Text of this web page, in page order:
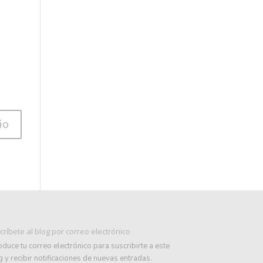
al blog por correo electrónico
tu correo electrónico para suscribirte a este
y recibir notificaciones de nuevas entradas.